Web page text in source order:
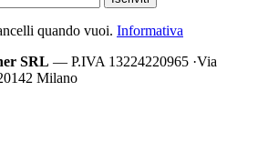
quando vuoi. Informativa
SRL — P.IVA 13224220965 ·Via
Milano